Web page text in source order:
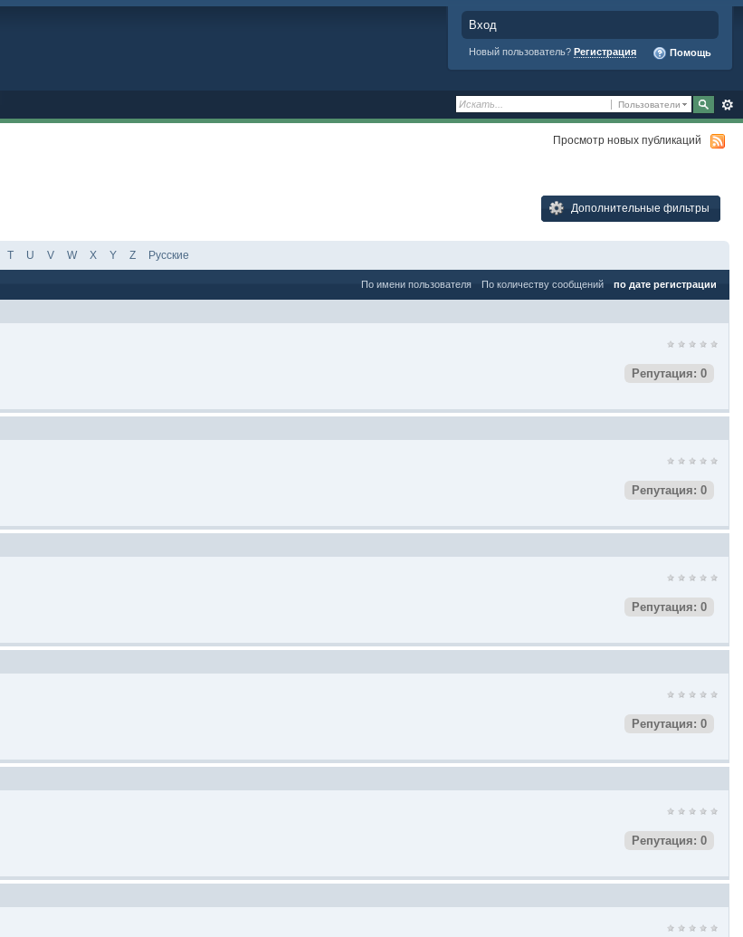
Вход
Новый пользователь? Регистрация Помощь
Пользователи
Просмотр новых публикаций
Дополнительные фильтры
T U V W X Y Z Русские
По имени пользователя По количеству сообщений по дате регистрации
Репутация: 0
Репутация: 0
Репутация: 0
Репутация: 0
Репутация: 0